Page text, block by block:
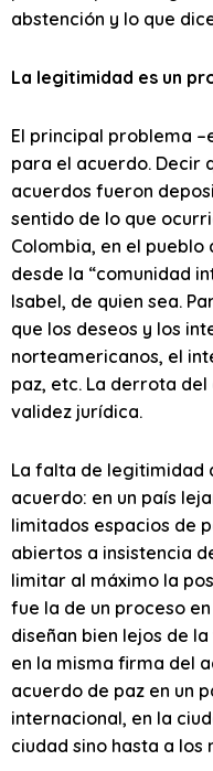
abstención y lo que
La legitimidad es un
El principal problema
para el acuerdo. Decir
acuerdos fueron
sentido de lo que
Colombia, en el
desde la “comunidad
Isabel, de quien sea.
que los deseos y los
norteamericanos, el
paz, etc. La derrota
validez jurídica.
La falta de legitimidad
acuerdo: en un país
limitados espacios de
abiertos a insistencia
limitar al máximo la
fue la de un proceso
diseñan bien lejos de
en la misma firma del
acuerdo de paz en un
internacional, en la
ciudad sino hasta a los